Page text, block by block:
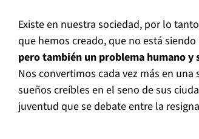
Existe en nuestra sociedad, por lo
que hemos creado, que no está
pero también un problema humano
Nos convertimos cada vez más en
sueños creíbles en el seno de sus
juventud que se debate entre la